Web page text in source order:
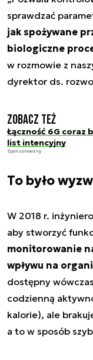
sprawdzać
jak spożywane
biologiczne
w rozmowie z
dyrektor ds.
Zobacz też
Łączność 6G coraz
list intencyjny
Sponsorowany
To było
W 2018 r.
aby stworzyć
monitorowanie
wpływu na
dostępny
codzienną
kalorie), ale
a to w sposób